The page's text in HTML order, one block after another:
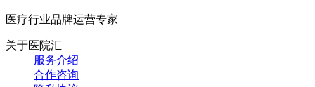
医疗行业品牌运营专家
关于医院汇
服务介绍
合作咨询